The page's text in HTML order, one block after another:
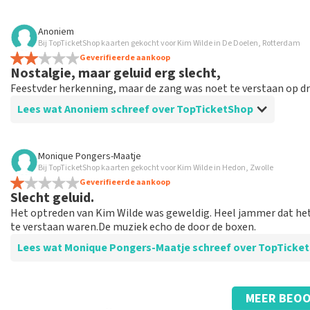
Beoordeling van Willem Mulder over
Goed
Goed
Anoniem
Bij TopTicketShop kaarten gekocht voor Kim Wilde in De Doelen, Rotterdam
Geverifieerde aankoop
Nostalgie, maar geluid erg slecht,
Feestvder herkenning, maar de zang was noet te verstaan op
Lees wat Anoniem schreef over TopTicketShop
Beoordeling van Anoniem over
Duur kaartje
Betaalde 64 euro voor een kaartje van 37 euro
Beste klant, Bedankt voor het schrijven van een review op
originele punt. Wij maken gebruik van dynamic pricing op
vliegindustrie. Ook ticketmaster maakt hier gebruik van
Reactie van TopTicketShop
Monique Pongers-Maatje
Bij TopTicketShop kaarten gekocht voor Kim Wilde in Hedon, Zwolle
Geverifieerde aankoop
Slecht geluid.
Het optreden van Kim Wilde was geweldig. Heel jammer dat
te verstaan waren.De muziek echo de door de boxen.
Lees wat Monique Pongers-Maatje schreef over
TopTicketShop
MEER